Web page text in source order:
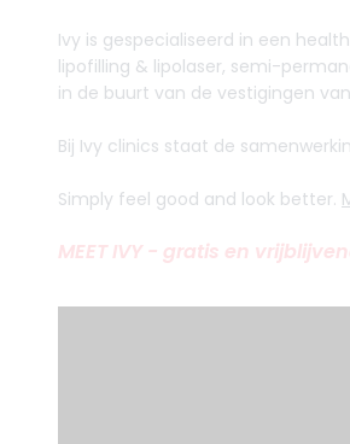
Ivy is gespecialiseerd in een
lipofilling & lipolaser, semi-
in de buurt van de vestigingen
Bij Ivy clinics staat de
Simply feel good and look better.
MEET IVY - gratis en